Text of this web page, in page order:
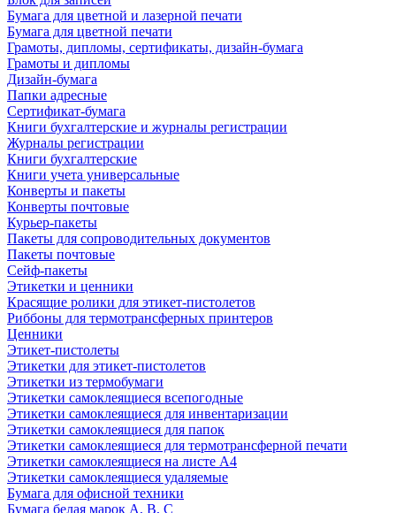
Бумага для цветной и лазерной печати
Бумага для цветной печати
Грамоты, дипломы, сертификаты, дизайн-бумага
Грамоты и дипломы
Дизайн-бумага
Папки адресные
Сертификат-бумага
Книги бухгалтерские и журналы регистрации
Журналы регистрации
Книги бухгалтерские
Книги учета универсальные
Конверты и пакеты
Конверты почтовые
Курьер-пакеты
Пакеты для сопроводительных документов
Пакеты почтовые
Сейф-пакеты
Этикетки и ценники
Красящие ролики для этикет-пистолетов
Риббоны для термотрансферных принтеров
Ценники
Этикет-пистолеты
Этикетки для этикет-пистолетов
Этикетки из термобумаги
Этикетки самоклеящиеся всепогодные
Этикетки самоклеящиеся для инвентаризации
Этикетки самоклеящиеся для папок
Этикетки самоклеящиеся для термотрансферной печати
Этикетки самоклеящиеся на листе А4
Этикетки самоклеящиеся удаляемые
Бумага для офисной техники
Бумага белая марок А, В, С